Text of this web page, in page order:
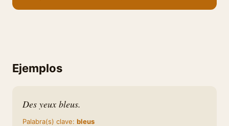
Ejemplos
Des yeux bleus.
Palabra(s) clave: bleus